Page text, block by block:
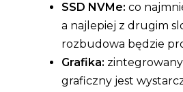
SSD NVMe: co
a najlepiej z drugim
rozbudowa będzie
Grafika: zintegrowany
graficzny jest